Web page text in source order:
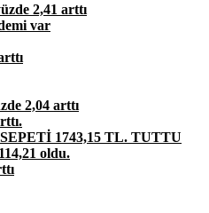
2,41 arttı
var
2,04 arttı
1743,15 TL. TUTTU
oldu.